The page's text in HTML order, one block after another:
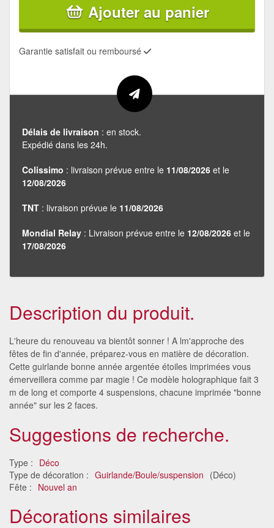
Ajouter au panier
Garantie satisfait ou remboursé
Délais de livraison : en stock.
Expédié dans les 24h.
Colissimo : livraison prévue entre le 11/08/2026 et le
12/08/2026
TNT : livraison prévue le 11/08/2026
Mondial Relay : Livraison prévue entre le 12/08/2026 et le
17/08/2026
Description du produit.
L'heure du renouveau va bientôt sonner ! A lm'approche des
fêtes de fin d'année, préparez-vous en matière de décoration.
Cette guirlande bonne année argentée étoiles imprimées vous
émerveillera comme par magie ! Ce modèle holographique fait 3
m de long et comporte 4 suspensions, chacune imprimée "bonne
année" sur les 2 faces.
Suggestions de recherche.
Type : Déco
Type de décoration : Guirlande/Boule/suspension (Déco)
Fête : Nouvel an
Décorations similaires